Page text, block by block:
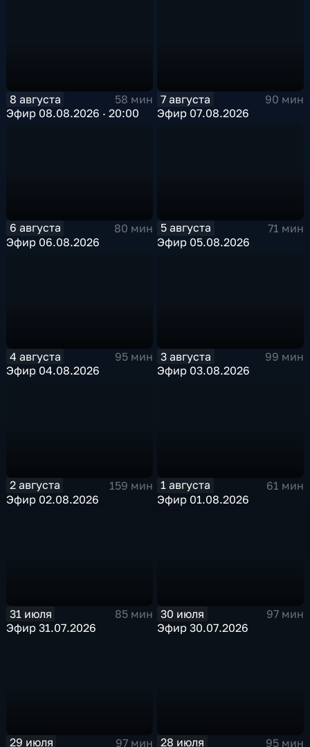
8 августа
58 мин
Эфир 08.08.2026 · 20:00
7 августа
90 мин
Эфир 07.08.2026
6 августа
80 мин
Эфир 06.08.2026
5 августа
71 мин
Эфир 05.08.2026
4 августа
95 мин
Эфир 04.08.2026
3 августа
99 мин
Эфир 03.08.2026
2 августа
159 мин
Эфир 02.08.2026
1 августа
61 мин
Эфир 01.08.2026
31 июля
85 мин
Эфир 31.07.2026
30 июля
97 мин
Эфир 30.07.2026
29 июля 97 мин 28 июля 95 мин